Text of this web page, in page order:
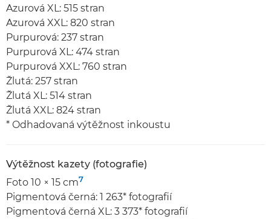
Azurová XL: 515 stran
Azurová XXL: 820 stran
Purpurová: 237 stran
Purpurová XL: 474 stran
Purpurová XXL: 760 stran
Žlutá: 257 stran
Žlutá XL: 514 stran
Žlutá XXL: 824 stran
* Odhadovaná výtěžnost inkoustu
Výtěžnost kazety (fotografie)
Foto 10 × 15 cm7
Pigmentová černá: 1 263* fotografií
Pigmentová černá XL: 3 373* fotografií